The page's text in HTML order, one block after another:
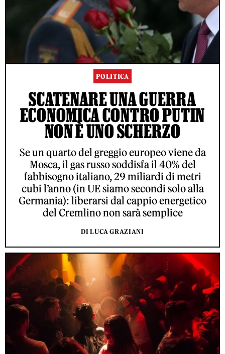
POLITICA
SCATENARE UNA GUERRA
ECONOMICA CONTRO PUTIN
NON È UNO SCHERZO
Se un quarto del greggio europeo viene da
Mosca, il gas russo soddisfa il 40% del
fabbisogno italiano, 29 miliardi di metri
cubi l’anno (in UE siamo secondi solo alla
Germania): liberarsi dal cappio energetico
del Cremlino non sarà semplice
DI LUCA GRAZIANI